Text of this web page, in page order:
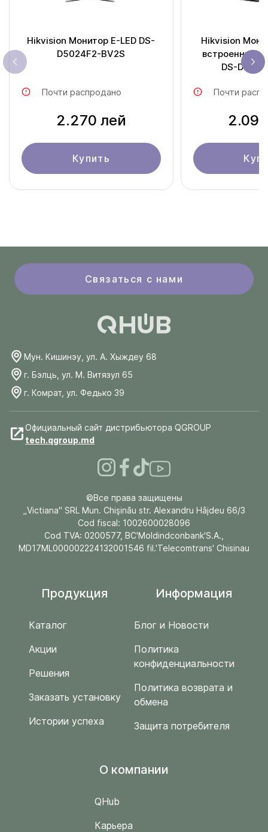
Hikvision Монитор E-LED DS-
D5024F2-BV2S
Почти распродано
2.270 лей
Купить
Hikvision
встроенными
DS-
Почти
Связаться с нами
Мун. Кишинэу, ул. А. Хыждеу 68
г. Бэлць, ул. М. Витязул 65
г. Комрат, ул. Федько 39
Официальный сайт дистрибьютора QGROUP
tech.qgroup.md
©Все права защищены
„Victiana" SRL Mun. Chişinău str. Alexandru Hâjdeu 66/3
Cod fiscal: 1002600028096
Cod TVA: 0200577, BC'Moldindconbank'S.A.,
MD17ML000002224132001546 fil.'Telecomtrans' Chisinau
Продукция
Каталог
Акции
Решения
Заказать установку
Истории успеха
Информация
Блог и Новости
Политика
конфиденциальности
Политика возврата и
обмена
Защита потребителя
O компании
QHub
Карьера